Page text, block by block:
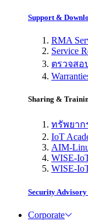
Support &
RMA
Service
ตรวจส
Sharing &
ทรัพยาก
IoT
AIM-
WISE-
WISE-
Security Advisory
Corporate